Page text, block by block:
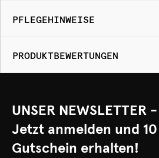
PFLEGEHINWEISE
PRODUKTBEWERTUNGEN
UNSER NEWSLETTER -
Jetzt anmelden und
Gutschein erhalten!